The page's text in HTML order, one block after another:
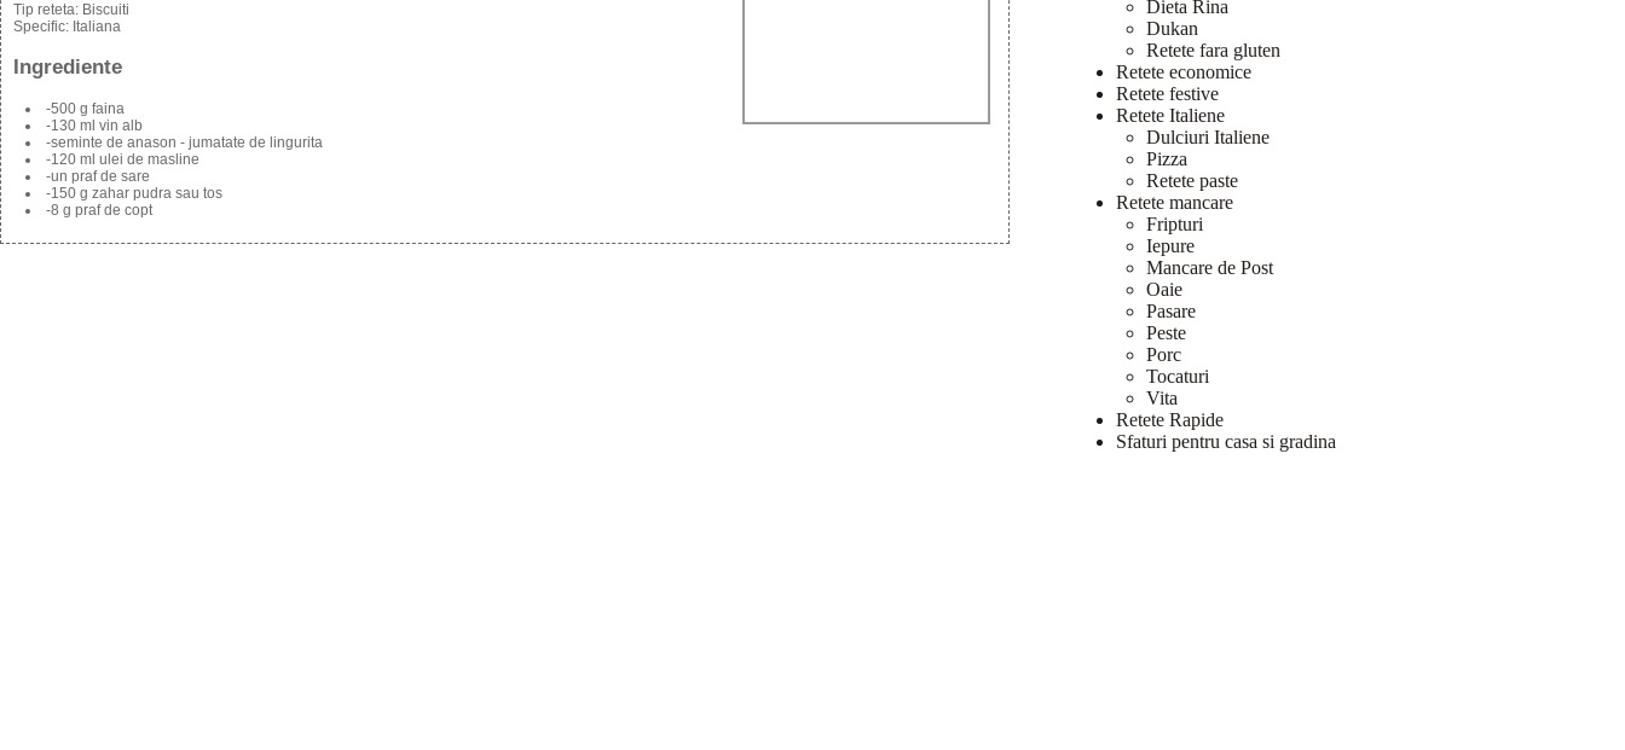
Tip reteta: Biscuiti
Specific: Italiana
Ingrediente
-500 g faina
-130 ml vin alb
-seminte de anason - jumatate de lingurita
-120 ml ulei de masline
-un praf de sare
-150 g zahar pudra sau tos
-8 g praf de copt
Dieta Rina
Dukan
Retete fara gluten
Retete economice
Retete festive
Retete Italiene
Dulciuri Italiene
Pizza
Retete paste
Retete mancare
Fripturi
Iepure
Mancare de Post
Oaie
Pasare
Peste
Porc
Tocaturi
Vita
Retete Rapide
Sfaturi pentru casa si gradina